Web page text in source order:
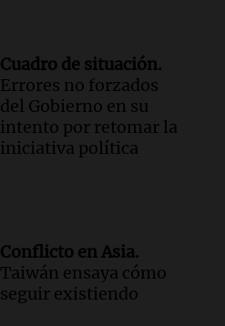
Cuadro de situación.
Errores no forzados
del Gobierno en su
intento por retomar la
iniciativa política
Conflicto en Asia.
Taiwán ensaya cómo
seguir existiendo